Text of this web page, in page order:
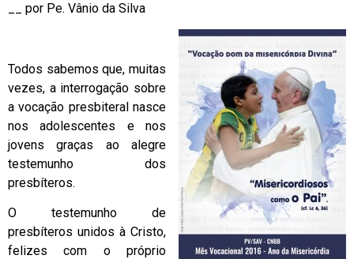
__ por Pe. Vânio da Silva
Todos sabemos que, muitas
vezes, a interrogação sobre
a vocação presbiteral nasce
nos adolescentes e nos
jovens graças ao alegre
testemunho dos
presbíteros.
O testemunho de
presbíteros unidos à Cristo,
felizes com o próprio